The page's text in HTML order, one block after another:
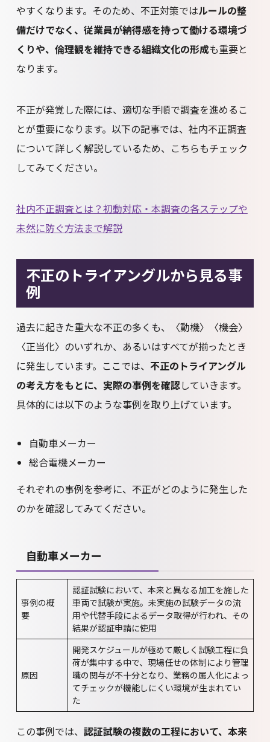
やすくなります。そのため、不正対策ではルールの整
備だけでなく、従業員が納得感を持って働ける環境づ
くりや、倫理観を維持できる組織文化の形成も重要と
なります。
不正が発覚した際には、適切な手順で調査を進めるこ
とが重要になります。以下の記事では、社内不正調査
について詳しく解説しているため、こちらもチェック
してみてください。
社内不正調査とは？初動対応・本調査の各ステップや
未然に防ぐ方法まで解説
不正のトライアングルから見る事
例
過去に起きた重大な不正の多くも、〈動機〉〈機会〉
〈正当化〉のいずれか、あるいはすべてが揃ったとき
に発生しています。ここでは、 不正のトライアングル
の考え方をもとに、実際の事例を確認していきます。
具体的には以下のような事例を取り上げています。
自動車メーカー
総合電機メーカー
それぞれの事例を参考に、不正がどのように発生した
のかを確認してみてください。
自動車メーカー
事例の概
要
認証試験において、本来と異なる加工を施した
車両で試験が実施。未実施の試験データの流
用や代替手段によるデータ取得が行われ、その
結果が認証申請に使用
原因
開発スケジュールが極めて厳しく試験工程に負
荷が集中する中で、現場任せの体制により管理
職の関与が不十分となり、業務の属人化によっ
てチェックが機能しにくい環境が生まれてい
た
この事例では、 認証試験の複数の工程において、本来